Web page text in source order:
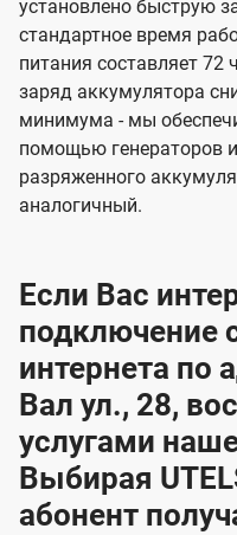
установлено быструю
стандартное время
питания составляет 72
заряд аккумулятора
минимума - мы
помощью генераторов
разряженного
аналогичный.
Если Вас
подключение
интернета по
Вал ул., 28,
услугами
Выбирая
абонент